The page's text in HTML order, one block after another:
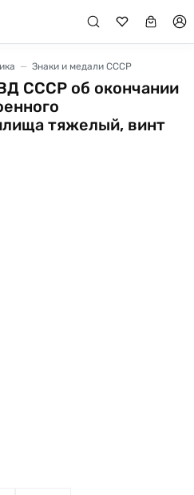
Знаки и медали СССР
СССР об окончании
тяжелый, винт